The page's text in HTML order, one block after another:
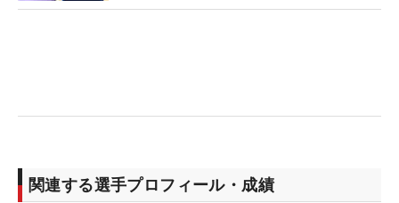
関連する選手プロフィール・成績